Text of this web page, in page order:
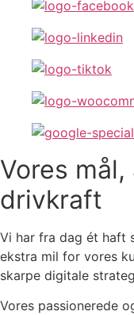
Vores
drivkraft
Vi har fra dag ét haft
ekstra mil for vores
skarpe digitale
Vores passionerede